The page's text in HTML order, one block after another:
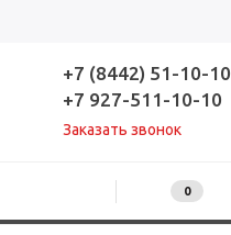
+7 (8442) 51-10-10
+7 927-511-10-10
Заказать звонок
0